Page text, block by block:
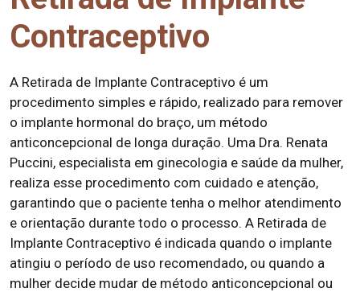
Contraceptivo
A Retirada de Implante Contraceptivo é um
procedimento simples e rápido, realizado para remover
o implante hormonal do braço, um método
anticoncepcional de longa duração. Uma Dra. Renata
Puccini, especialista em ginecologia e saúde da mulher,
realiza esse procedimento com cuidado e atenção,
garantindo que o paciente tenha o melhor atendimento
e orientação durante todo o processo. A Retirada de
Implante Contraceptivo é indicada quando o implante
atingiu o período de uso recomendado, ou quando a
mulher decide mudar de método anticoncepcional ou